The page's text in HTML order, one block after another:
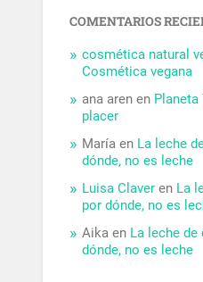
COMENTARIOS
cosmética natural
Cosmética vegana
ana aren en Planeta
placer
María en La leche
dónde, no es leche
Luisa Claver en La
por dónde, no es
Aika en La leche
dónde, no es leche